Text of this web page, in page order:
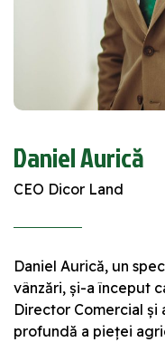
Daniel Aurică
CEO Dicor Land
Daniel Aurică, un
vânzări, și-a început
Director Comercial
profundă a pieței